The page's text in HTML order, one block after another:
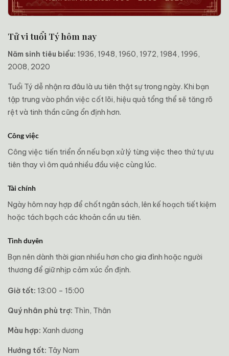
Tử vi tuổi Tý hôm nay
Năm sinh tiêu biểu: 1936, 1948, 1960, 1972, 1984, 1996,
2008, 2020
Tuổi Tý dễ nhận ra đâu là ưu tiên thật sự trong ngày. Khi bạn
tập trung vào phần việc cốt lõi, hiệu quả tổng thể sẽ tăng rõ
rệt và tinh thần cũng ổn định hơn.
Công việc
Công việc tiến triển ổn nếu bạn xử lý từng việc theo thứ tự ưu
tiên thay vì ôm quá nhiều đầu việc cùng lúc.
Tài chính
Ngày hôm nay hợp để chốt ngân sách, lên kế hoạch tiết kiệm
hoặc tách bạch các khoản cần ưu tiên.
Tình duyên
Bạn nên dành thời gian nhiều hơn cho gia đình hoặc người
thương để giữ nhịp cảm xúc ổn định.
Giờ tốt: 13:00 – 15:00
Quý nhân phù trợ: Thìn, Thân
Màu hợp: Xanh dương
Hướng tốt: Tây Nam